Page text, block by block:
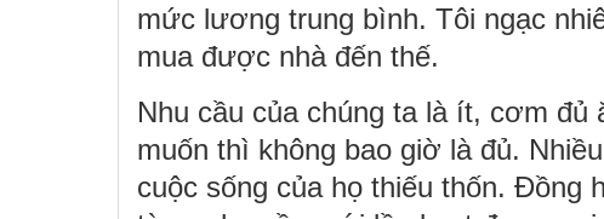
mức lương trung bình. Tôi ngạc
mua được nhà đến thế.
Nhu cầu của chúng ta là ít, cơm
muốn thì không bao giờ là đủ.
cuộc sống của họ thiếu thốn.